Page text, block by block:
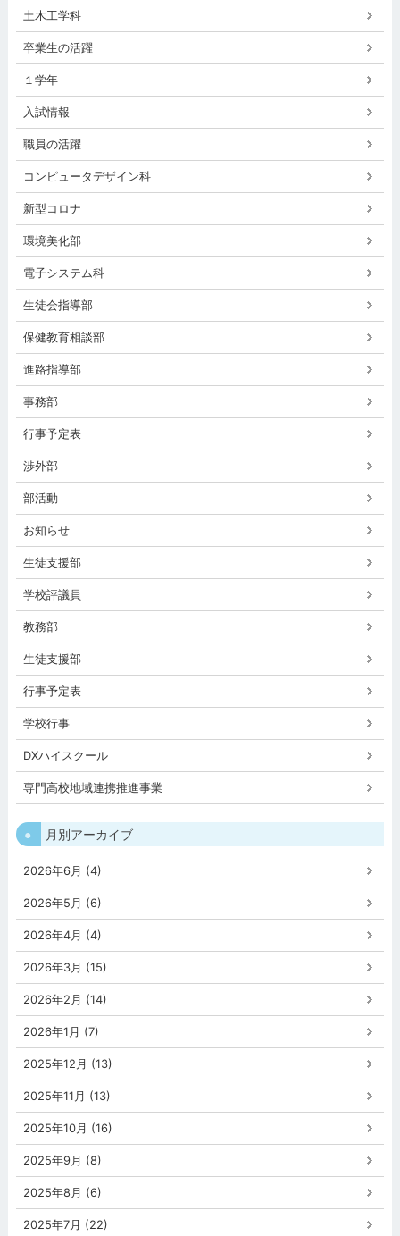
土木工学科
卒業生の活躍
１学年
入試情報
職員の活躍
コンピュータデザイン科
新型コロナ
環境美化部
電子システム科
生徒会指導部
保健教育相談部
進路指導部
事務部
行事予定表
渉外部
部活動
お知らせ
生徒支援部
学校評議員
教務部
生徒支援部
行事予定表
学校行事
DXハイスクール
専門高校地域連携推進事業
月別アーカイブ
2026年6月 (4)
2026年5月 (6)
2026年4月 (4)
2026年3月 (15)
2026年2月 (14)
2026年1月 (7)
2025年12月 (13)
2025年11月 (13)
2025年10月 (16)
2025年9月 (8)
2025年8月 (6)
2025年7月 (22)